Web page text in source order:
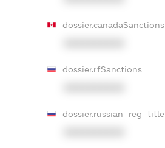
dossier.canadaSanctions
dossier.rfSanctions
dossier.russian_reg_title